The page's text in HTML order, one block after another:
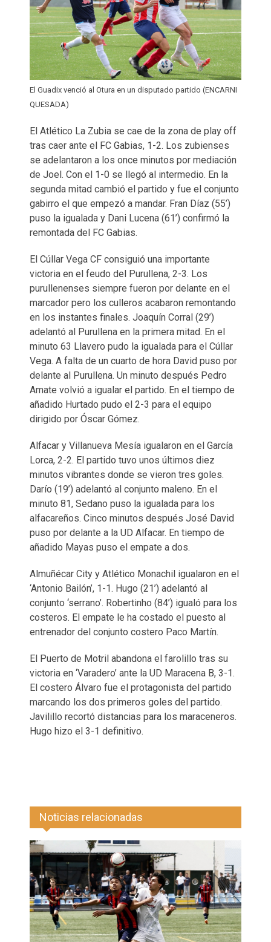
El Guadix venció al Otura en un disputado partido (ENCARNI
QUESADA)
El Atlético La Zubia se cae de la zona de play off
tras caer ante el FC Gabias, 1-2. Los zubienses
se adelantaron a los once minutos por mediación
de Joel. Con el 1-0 se llegó al intermedio. En la
segunda mitad cambió el partido y fue el conjunto
gabirro el que empezó a mandar. Fran Díaz (55’)
puso la igualada y Dani Lucena (61’) confirmó la
remontada del FC Gabias.
El Cúllar Vega CF consiguió una importante
victoria en el feudo del Purullena, 2-3. Los
purullenenses siempre fueron por delante en el
marcador pero los culleros acabaron remontando
en los instantes finales. Joaquín Corral (29’)
adelantó al Purullena en la primera mitad. En el
minuto 63 Llavero pudo la igualada para el Cúllar
Vega. A falta de un cuarto de hora David puso por
delante al Purullena. Un minuto después Pedro
Amate volvió a igualar el partido. En el tiempo de
añadido Hurtado pudo el 2-3 para el equipo
dirigido por Óscar Gómez.
Alfacar y Villanueva Mesía igualaron en el García
Lorca, 2-2. El partido tuvo unos últimos diez
minutos vibrantes donde se vieron tres goles.
Darío (19’) adelantó al conjunto maleno. En el
minuto 81, Sedano puso la igualada para los
alfacareños. Cinco minutos después José David
puso por delante a la UD Alfacar. En tiempo de
añadido Mayas puso el empate a dos.
Almuñécar City y Atlético Monachil igualaron en el
‘Antonio Bailón’, 1-1. Hugo (21’) adelantó al
conjunto ‘serrano’. Robertinho (84’) igualó para los
costeros. El empate le ha costado el puesto al
entrenador del conjunto costero Paco Martín.
El Puerto de Motril abandona el farolillo tras su
victoria en ‘Varadero’ ante la UD Maracena B, 3-1.
El costero Álvaro fue el protagonista del partido
marcando los dos primeros goles del partido.
Javilillo recortó distancias para los maraceneros.
Hugo hizo el 3-1 definitivo.
Noticias relacionadas